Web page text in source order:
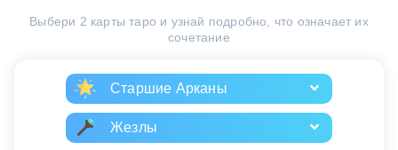
Выбери 2 карты таро и узнай подробно, что означает их
сочетание
Старшие Арканы
Жезлы